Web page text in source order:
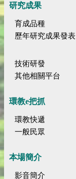
研究成果
育成品種
歷年研究成果發表
技術研發
其他相關平台
環教e把抓
環教快遞
一般民眾
本場簡介
影音簡介